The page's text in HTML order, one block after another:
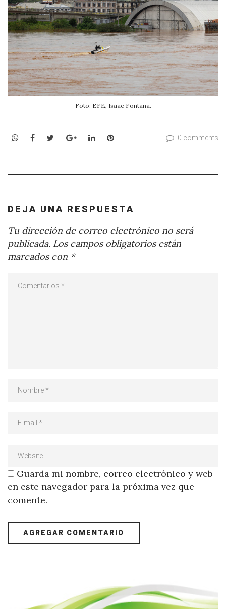
Foto: EFE, Isaac Fontana.
WhatsApp
Facebook
TwitterGoogle+LinkedInPinterest 0 comments
DEJA UNA RESPUESTA
Tu dirección de correo electrónico no será
publicada. Los campos obligatorios están
marcados con *
Guarda mi nombre, correo electrónico y web
en este navegador para la próxima vez que
comente.